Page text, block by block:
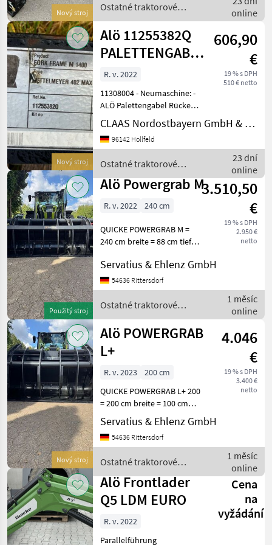
Nový stroj
Geräteverriegelung -
Ostatné traktorové
komponenty / Alö
online
Nový stroj
Alö 11255382Q
PALETTENGABEL-
RÜCKEN
606,90
€
19 % s DPH
510 € netto
R. v. 2022
11308004 - Neumaschine: -
ALÖ Palettengabel Rücken
M 1400 Artikelnummer:
11255382Q - Passend für
Zettelmeyer 402. - Baujahr:
Rücken, vielseitig
CLAAS Nordostbayern GmbH & Co. KG, Hollfeld
96142 Hollfeld
Ostatné traktorové
komponenty / Alö
23 dní
online
Použitý stroj
Alö Powergrab M3.510,50
€
19 % s DPH
2.950 €
netto
R. v. 2022 240 cm
QUICKE POWERGRAB M =
240 cm breite = 88 cm tiefe
Gewicht: 755 kg =
Euroaufnahme
*SONDERPRES* (ca. 10
Stunden eingesetzt) Viele
Servatius & Ehlenz GmbH
54636 Rittersdorf
Ostatné traktorové
komponenty / Alö
1 měsíc
online
Nový stroj
Alö POWERGRAB
L+
4.046
€
19 % s DPH
3.400 €
netto
R. v. 2023
200 cm
QUICKE POWERGRAB L+ 200
= 200 cm breite = 100 cm
tiefe = 200 cm
Öffnungsweite = Gewicht:
917 kg = Euroaufnahme
Aufnahmen möglich)
*SONDERPREIS*
Servatius & Ehlenz GmbH
54636 Rittersdorf
Ostatné traktorové
komponenty / Alö
1 měsíc
online
Alö Frontlader
Q5 LDM EURO
Cena
na
vyžádání
R. v. 2022
Parallelführung